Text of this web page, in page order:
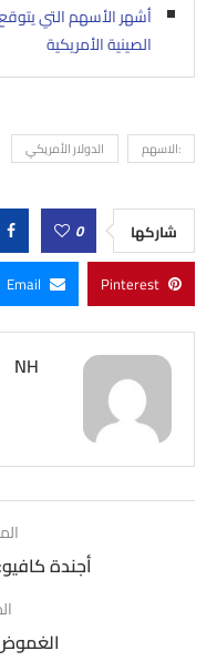
أشهر الأسهم التي
الصينية الأمريكية
:الاسهم الدولار الأمريكي
شاركها 0
Pinterest
Email
NH
أجندة
الغموض